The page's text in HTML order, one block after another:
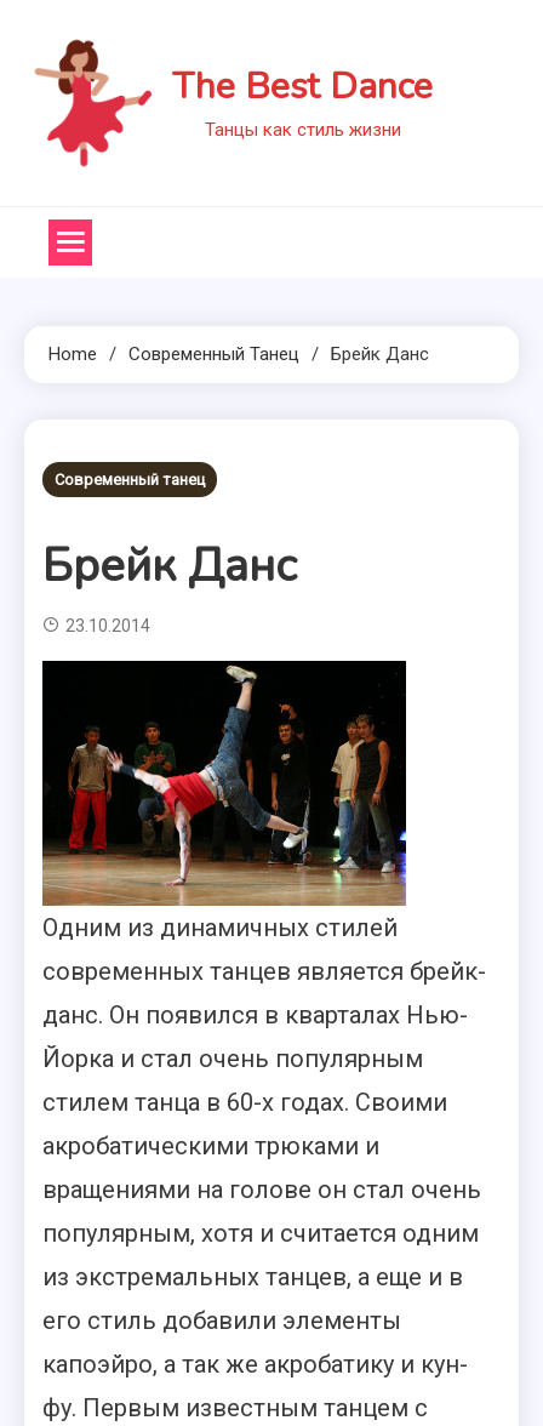
content
The Best Dance
Танцы как стиль жизни
Home Современный Танец Брейк Данс
Современный танец
Брейк Данс
23.10.2014
Одним из динамичных стилей
современных танцев является брейк-
данс. Он появился в кварталах Нью-
Йорка и стал очень популярным
стилем танца в 60-х годах. Своими
акробатическими трюками и
вращениями на голове он стал очень
популярным, хотя и считается одним
из экстремальных танцев, а еще и в
его стиль добавили элементы
капоэйро, а так же акробатику и кун-
фу. Первым известным танцем с